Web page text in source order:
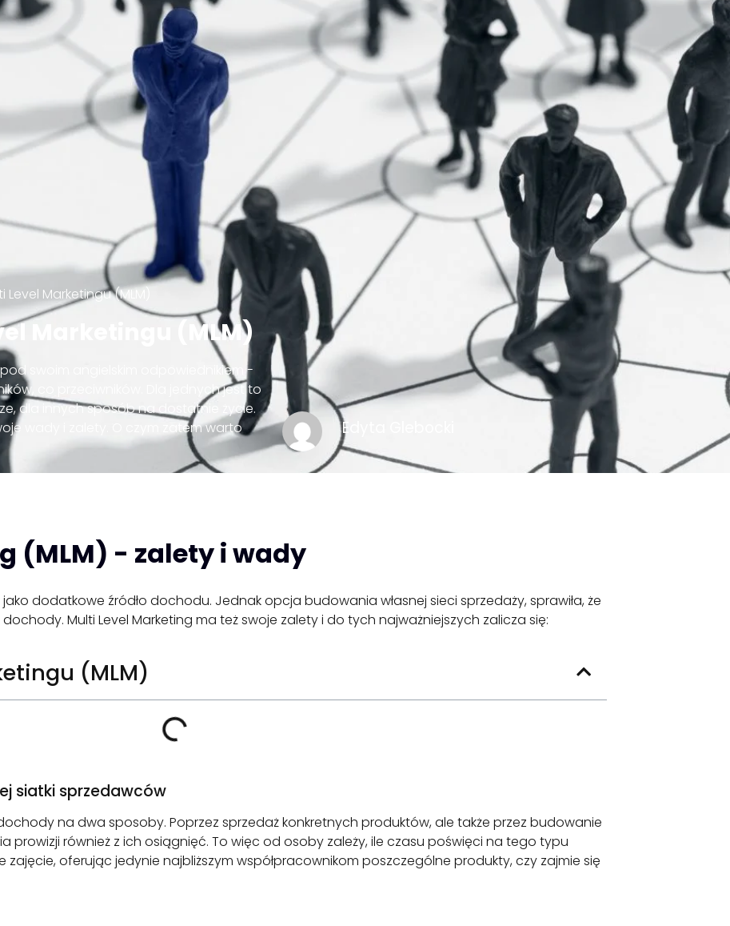
Marketingu (MLM)
Marketingu (MLM)
swoim angielskim odpowiednikiem -
co przeciwników. Dla jednych jest to
dla innych sposób na dostatnie życie.
wady i zalety. O czym zatem warto
Edyta Glebocki
(MLM) - zalety i wady
dodatkowe źródło dochodu. Jednak opcja budowania własnej sieci sprzedaży, sprawiła, że
Multi Level Marketing ma też swoje zalety i do tych najważniejszych zalicza się:
(MLM)
siatki sprzedawców
na dwa sposoby. Poprzez sprzedaż konkretnych produktów, ale także przez budowanie
prowizji również z ich osiągnięć. To więc od osoby zależy, ile czasu poświęci na tego typu
oferując jedynie najbliższym współpracownikom poszczególne produkty, czy zajmie się